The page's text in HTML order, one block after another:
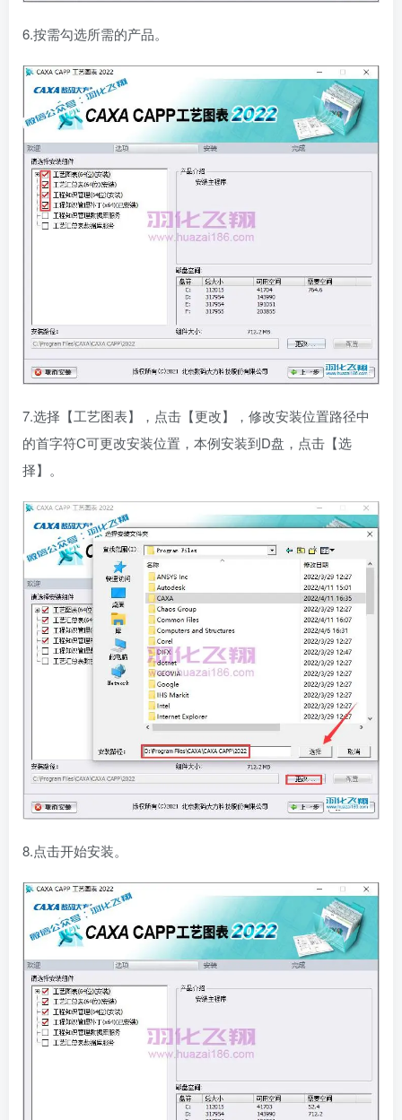
6.按需勾选所需的产品。
7.选择【工艺图表】，点击【更改】，修改安装位置路径中
的首字符C可更改安装位置，本例安装到D盘，点击【选
择】。
8.点击开始安装。